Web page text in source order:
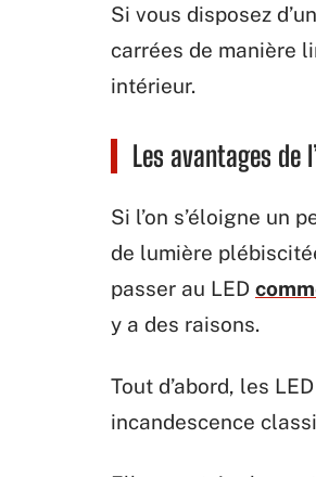
Si vous disposez
carrées de manière
intérieur.
Les avantages de
Si l’on s’éloigne un
de lumière
passer au LED
y a des raisons.
Tout d’abord, les
incandescence